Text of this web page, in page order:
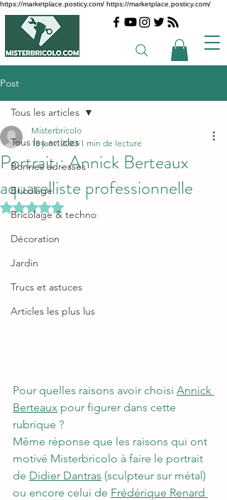
https://marketplace.posticy.com/ https://marketplace.posticy.com/
Post
Tous les articles
Bonnes adresses
Bricolage
Bricolage & techno
Décoration
Jardin
Trucs et astuces
Articles les plus lus
Tous les articles
Portrait : Annick Berteaux
aquarelliste professionnelle
Misterbricolo
15 janv. 2023 1 min de lecture
Noté NaN étoiles sur 5.
Pour quelles raisons avoir choisi Annick
Berteaux pour figurer dans cette
rubrique ?
Même réponse que les raisons qui ont
motivé Misterbricolo à faire le portrait
de Didier Dantras (sculpteur sur métal)
ou encore celui de Frédérique Renard